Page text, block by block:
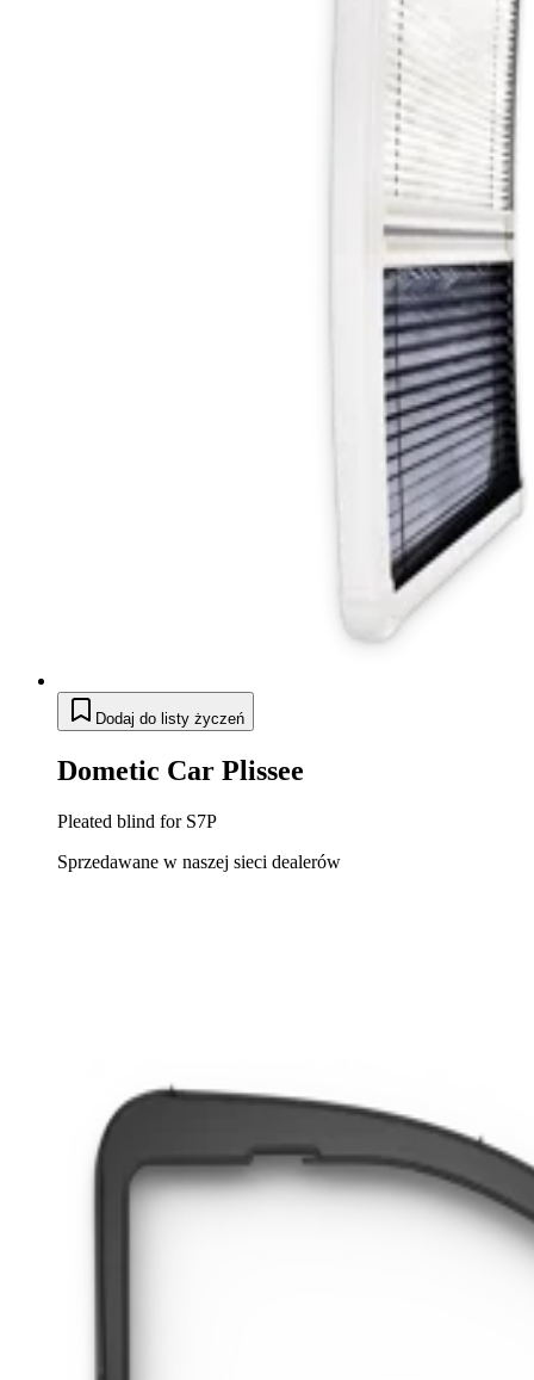
Dodaj do listy życzeń
Dometic Car Plissee
Pleated blind for S7P
Sprzedawane w naszej sieci dealerów